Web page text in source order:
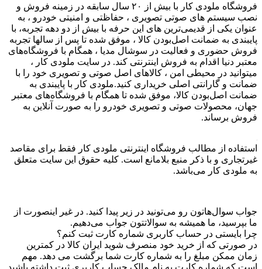
فروشگاه ملودی کار با بیش از ۲۰ سال سابقه در زمینه فروش و
نصب سیستم های صوتی تصویری ، حفاظتی و امنیتی خودرو ، به
عنوان یکی از قدیمی‌ترین های این حرفه با بیش از دو دهه تجربه، با
پایبندی به ضمانت اصل‌بودن کالا ، موفق شده تا پس از سالها تجربه
فروش حضوری و فعالیت در سوشال مدیا ، همگام با فروشگاه‌های
معتبر دنیا اقدام به فروش اینترنتی کند. در سایت ملودی کار ،
میتوانید در محیطی امن ، کالاهای اصل صوتی و تصویری خود را با
ضمانت و گارانتی اصلی خریداری کنید.ملودی کار با پایبندی به
ضمانت اصل‌بودن کالا، موفق شده تا همگام با فروشگاه‌های معتبر
جهان، محصولات صوتی و تصویری خودرو را به صورت آنلاین به
فروش برساند.
استفاده از مطالب فروشگاه اینترنتی ملودی کار فقط برای مقاصد
غیرتجاری و با ذکر منبع بلامانع است. کلیه حقوق این سایت متعلق
به ملودی کار می‌باشد.
جواب سوال‌هاتون رو می‌تونید در زیر پیدا کنید. در غیر اینصورت از
ما بپرسید، ما همیشه به سوالاتتون جواب می‌دهیم.
چرا بایستی در حساب کاربری شماره کارت ثبت کنم؟
در صورتی که از خرید خود منصرف شوید ایران کالا در کمترین
زمان ممکن مبلغ را به شماره کارت شما برگشت می دهد. مهم
است که شماره کارت به نام مالک حساب کاربری ثبت داشته باشید